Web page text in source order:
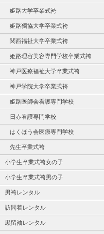
姫路大学卒業式袴
姫路獨協大学卒業式袴
関西福祉大学卒業式袴
姫路理容美容専門学校卒業式袴
神戸医療福祉大学卒業式袴
神戸学院大学卒業式袴
姫路医師会看護専門学校
日赤看護専門学校
はくほう会医療専門学校
先生卒業式袴
小学生卒業式袴女の子
小学生卒業式袴男の子
男袴レンタル
訪問着レンタル
黒留袖レンタル